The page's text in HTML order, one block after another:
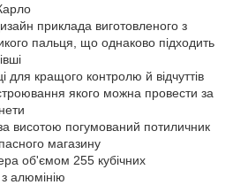
приклада виготовленого з
пальця, що однаково підходить
для кращого контролю й відчуттів
якого можна провести за
висотою погумований потиличник
магазину
об'ємом 255 кубічних
алюмінію